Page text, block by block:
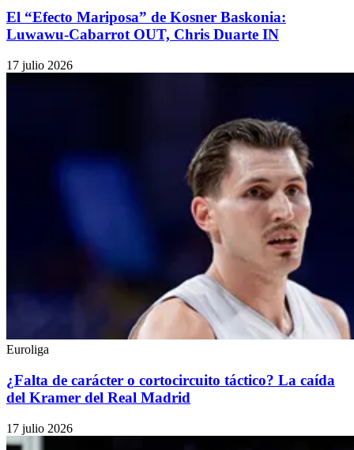
El “Efecto Mariposa” de Kosner Baskonia:
Luwawu-Cabarrot OUT, Chris Duarte IN
17 julio 2026
Euroliga
¿Falta de carácter o cortocircuito táctico? La caída
del Kramer del Real Madrid
17 julio 2026